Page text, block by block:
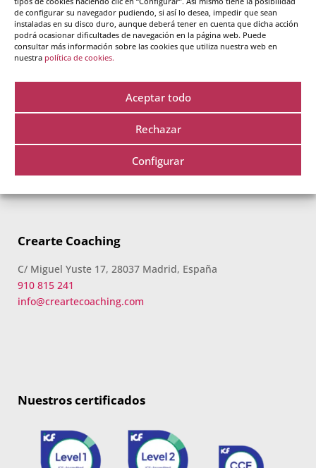
de configurar su navegador pudiendo, si así lo desea, impedir que sean
instaladas en su disco duro, aunque deberá tener en cuenta que dicha acción
podrá ocasionar dificultades de navegación en la página web. Puede
consultar más información sobre las cookies que utiliza nuestra web en
nuestra política de cookies.
Aceptar todo
Rechazar
Configurar
Crearte es tu escuela de formación de Coaching,
Practitioner PNL, Inteligencia Emocional y mucho más. Te
ofrecemos formación personalizada y de alta calidad, en
presencial como online, durante todos nuestros cursos.
Crearte Coaching
C/ Miguel Yuste 17, 28037 Madrid, España
910 815 241
info@creartecoaching.com
Nuestros certificados